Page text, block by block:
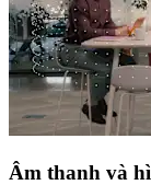
Âm thanh và